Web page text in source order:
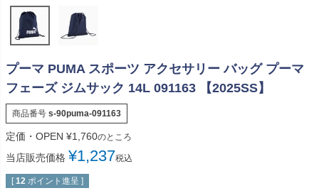
プーマ PUMA スポーツ アクセサリー バッグ プーマ
フェーズ ジムサック 14L 091163 【2025SS】
商品番号 s-90puma-091163
定価・OPEN ¥1,760のところ
当店販売価格 ¥1,237税込
[ 12 ポイント進呈 ]